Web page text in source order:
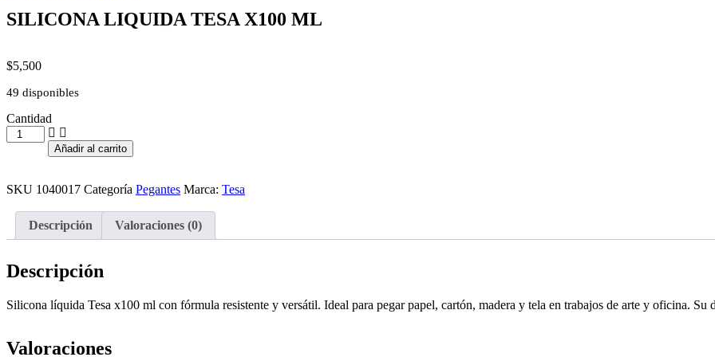
SILICONA LIQUIDA TESA X100 ML
$5,500
49 disponibles
Cantidad
SILICONA
LIQUIDA
ML
Añadir al carrito
SKU 1040017 Categoría Pegantes Marca: Tesa
Descripción Valoraciones (0)
Descripción
Silicona líquida Tesa x100 ml con fórmula resistente y versátil. Ideal para pegar papel, cartón, madera y tela en trabajos de arte y oficina.
Valoraciones